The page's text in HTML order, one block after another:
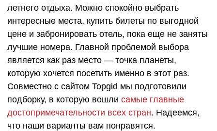
летнего отдыха. Можно спокойно выбрать
интересные места, купить билеты по выгодной
цене и забронировать отель, пока еще не заняты
лучшие номера. Главной проблемой выбора
является как раз место — точка планеты,
которую хочется посетить именно в этот раз.
Совместно с сайтом Topgid мы подготовили
подборку, в которую вошли самые главные
достопримечательности всех стран. Надеемся,
что наши варианты вам понравятся.